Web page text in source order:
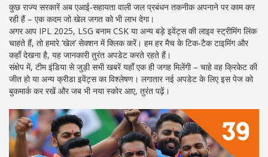
कुछ राज्य सरकारें अब एआई‑सहायता वाली जल प्रबंधन तकनीक अपनाने पर काम कर
रही हैं – एक कदम जो खेल जगत को भी लाभ देगा।
अगर आप IPL 2025, LSG बनाम CSK या अन्य बड़े इवेंट्स की लाइव स्ट्रीमिंग लिंक
चाहते हैं, तो हमारे ‘खेल’ सेक्शन में क्लिक करें। हम हर मैच के टिक‑टैक टाइमिंग और
कहाँ देखना है, यह जानकारी तुरंत अपडेट करते रहते हैं।
संक्षेप में, टीम इंडिया से जुड़ी सभी खबरें यहाँ एक ही जगह मिलेंगी – चाहे वह क्रिकेट की
जीत हो या अन्य क्रीडा इवेंट्स का विश्लेषण। लगातार नई अपडेट के लिए इस पेज को
बुकमार्क कर रखें और जब भी नया स्कोर आए, तुरंत पढ़ें।